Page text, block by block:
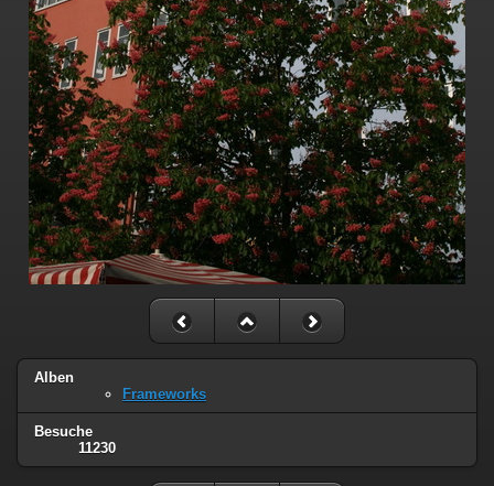
Alben
Frameworks
Besuche
11230